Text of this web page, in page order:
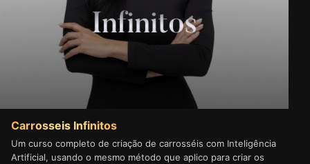
Carrosseis Infinitos
Um curso completo de criação de carrosséis com Inteligência
Artificial, usando o mesmo método que aplico para criar os